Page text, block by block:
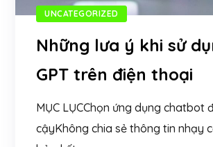
UNCATEGORIZED
Những lưa ý khi sử
GPT trên điện thoại
MỤC LỤCChọn ứng dụng chatbot
cậyKhông chia sẻ thông tin nhạy